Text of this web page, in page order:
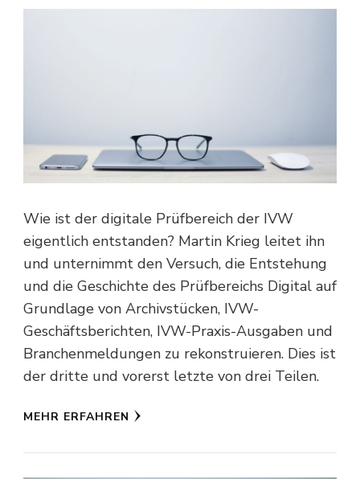
Wie ist der digitale Prüfbereich der IVW
eigentlich entstanden? Martin Krieg leitet ihn
und unternimmt den Versuch, die Entstehung
und die Geschichte des Prüfbereichs Digital auf
Grundlage von Archivstücken, IVW-
Geschäftsberichten, IVW-Praxis-Ausgaben und
Branchenmeldungen zu rekonstruieren. Dies ist
der dritte und vorerst letzte von drei Teilen.
MEHR ERFAHREN